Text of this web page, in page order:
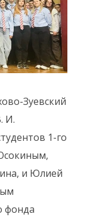
Зуевский
И.
1-го
и Юлией
фонда